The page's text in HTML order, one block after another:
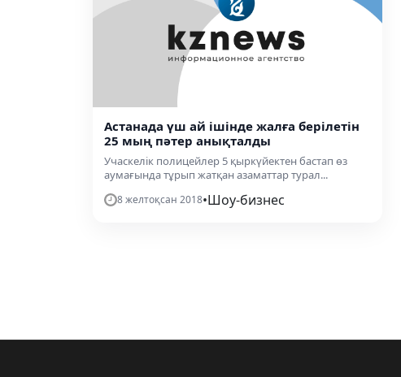
Астанада үш ай ішінде жалға берілетін
25 мың пәтер анықталды
Учаскелік полицейлер 5 қыркүйектен бастап өз
аумағында тұрып жатқан азаматтар турал...
8 желтоқсан 2018•Шоу-бизнес